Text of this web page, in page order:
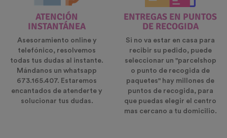
ATENCIÓN
INSTANTÁNEA
Asesoramiento online y
telefónico, resolvemos
todas tus dudas al instante.
Mándanos un whatsapp
673.165.407. Estaremos
encantados de atenderte y
solucionar tus dudas.
ENTREGAS EN PUNTOS
DE RECOGIDA
Si no va estar en casa para
recibir su pedido, puede
seleccionar un "parcelshop
o punto de recogida de
paquetes" hay millones de
puntos de recogida, para
que puedas elegir el centro
mas cercano a tu domicilio.